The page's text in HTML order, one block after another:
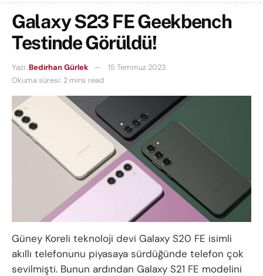
Galaxy S23 FE Geekbench
Testinde Görüldü!
Yazı: Bedirhan Gürlek
15 Temmuz 2023
Okuma süresi: 2 mins read
Güney Koreli teknoloji devi Galaxy S20 FE isimli
akıllı telefonunu piyasaya sürdüğünde telefon çok
sevilmişti. Bunun ardından Galaxy S21 FE modelini